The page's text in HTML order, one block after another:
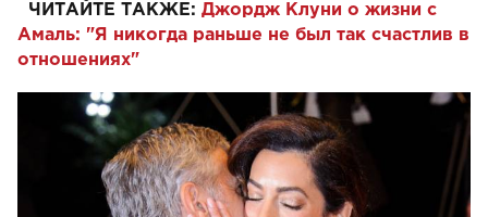
ЧИТАЙТЕ ТАКЖЕ: Джордж Клуни о жизни с
Амаль: "Я никогда раньше не был так счастлив в
отношениях"